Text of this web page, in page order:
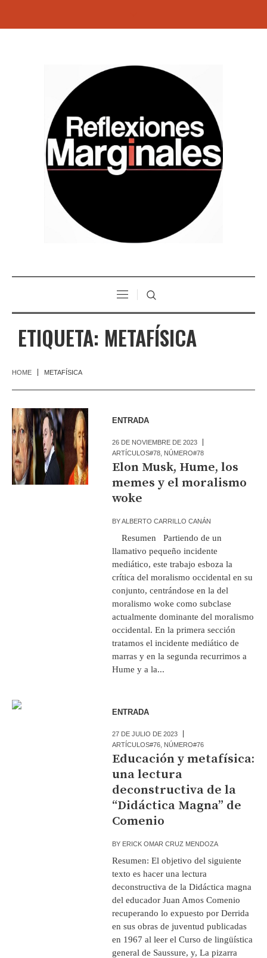
ETIQUETA: METAFÍSICA
HOME METAFÍSICA
ENTRADA
26 DE NOVIEMBRE DE 2023
ARTÍCULOS#78 NÚMERO#78
Elon Musk, Hume, los
memes y el moralismo
woke
BYALBERTO CARRILLO CANÁN
Resumen Partiendo de un
llamativo pequeño incidente
mediático, este trabajo esboza la
crítica del moralismo occidental en su
conjunto, centrándose en la del
moralismo woke como subclase
actualmente dominante del moralismo
occidental. En la primera sección
tratamos el incidente mediático de
marras y en la segunda recurrimos a
Hume y a la...
ENTRADA
27 DE JULIO DE 2023
ARTÍCULOS#76 NÚMERO#76
Educación y metafísica:
una lectura
deconstructiva de la
“Didáctica Magna” de
Comenio
BY ERICK OMAR CRUZ MENDOZA
Resumen: El objetivo del siguiente
texto es hacer una lectura
deconstructiva de la Didáctica magna
del educador Juan Amos Comenio
recuperando lo expuesto por Derrida
en sus obras de juventud publicadas
en 1967 al leer el Curso de lingüística
general de Saussure, y, La pizarra